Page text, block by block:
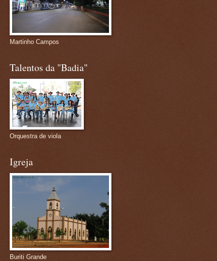
Martinho Campos
Talentos da "Badia"
Orquestra de viola
Igreja
Buriti Grande